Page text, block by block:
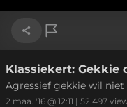
Link kopiëren
Klassiekert: Gekkie
Agressief gekkie wil niet
2 maa. '16 @ 12:11 | 52.497